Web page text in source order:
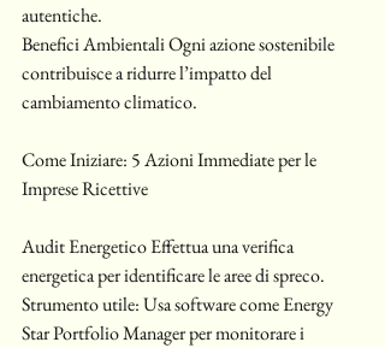
autentiche.
Benefici Ambientali Ogni azione sostenibile
contribuisce a ridurre l’impatto del
cambiamento climatico.
Come Iniziare: 5 Azioni Immediate per le
Imprese Ricettive
Audit Energetico Effettua una verifica
energetica per identificare le aree di spreco.
Strumento utile: Usa software come Energy
Star Portfolio Manager per monitorare i